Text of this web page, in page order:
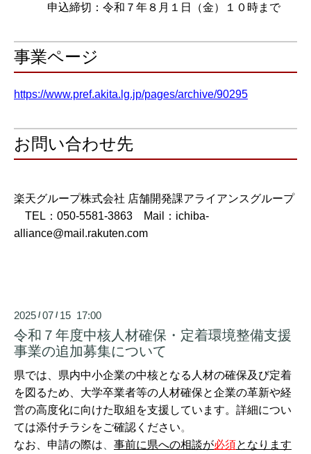
申込締切：令和７年８月１日（金）１０時まで
事業ページ
https://www.pref.akita.lg.jp/pages/archive/90295
お問い合わせ先
楽天グループ株式会社 店舗開発課アライアンスグループ
TEL：050-5581-3863 Mail：ichiba-
alliance@mail.rakuten.com
2025 /07 / 15 17:00
令和７年度中核人材確保・定着環境整備支援
事業の追加募集について
県では、県内中小企業の中核となる人材の確保及び定着
を図るため、大学卒業者等の人材確保と企業の革新や経
営の高度化に向けた取組を支援しています。 詳細につい
ては添付チラシをご確認ください。
なお、 申請の際は 事前に県への相談が必須となります